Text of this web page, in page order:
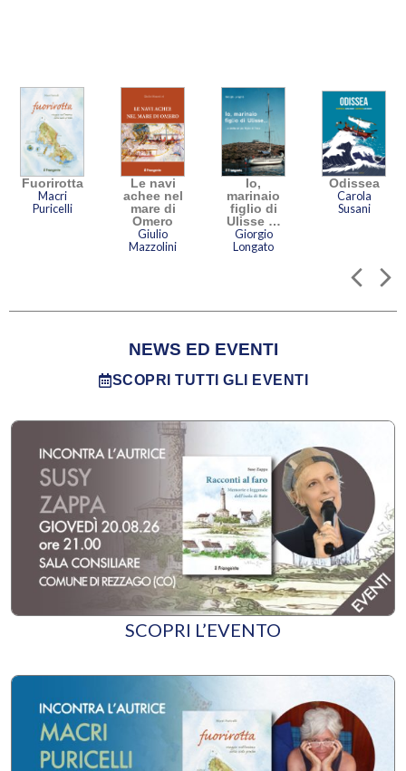
Fuorirotta
Macri
Puricelli
Le navi
achee nel
mare di
Omero
Giulio
Mazzolini
Io,
marinaio
figlio di
Ulisse …
Giorgio
Longato
Odissea
Carola
Susani
NEWS ED EVENTI
SCOPRI TUTTI GLI EVENTI
SCOPRI L’EVENTO